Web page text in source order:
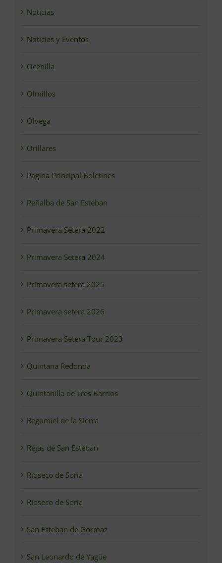
Noticias
Noticias y Eventos
Ocenilla
Olmillos
Ólvega
Orillares
Pagina Principal Boletines
Peñalba de San Esteban
Primavera Setera 2022
Primavera Setera 2024
Primavera setera 2025
Primavera setera 2026
Primavera Setera Tour 2023
Quintana Redonda
Quintanilla de Tres Barrios
Regumiel de la Sierra
Rejas de San Esteban
Rioseco de Soria
Rioseco de Soria
San Esteban de Gormaz
San Leonardo de Yagüe